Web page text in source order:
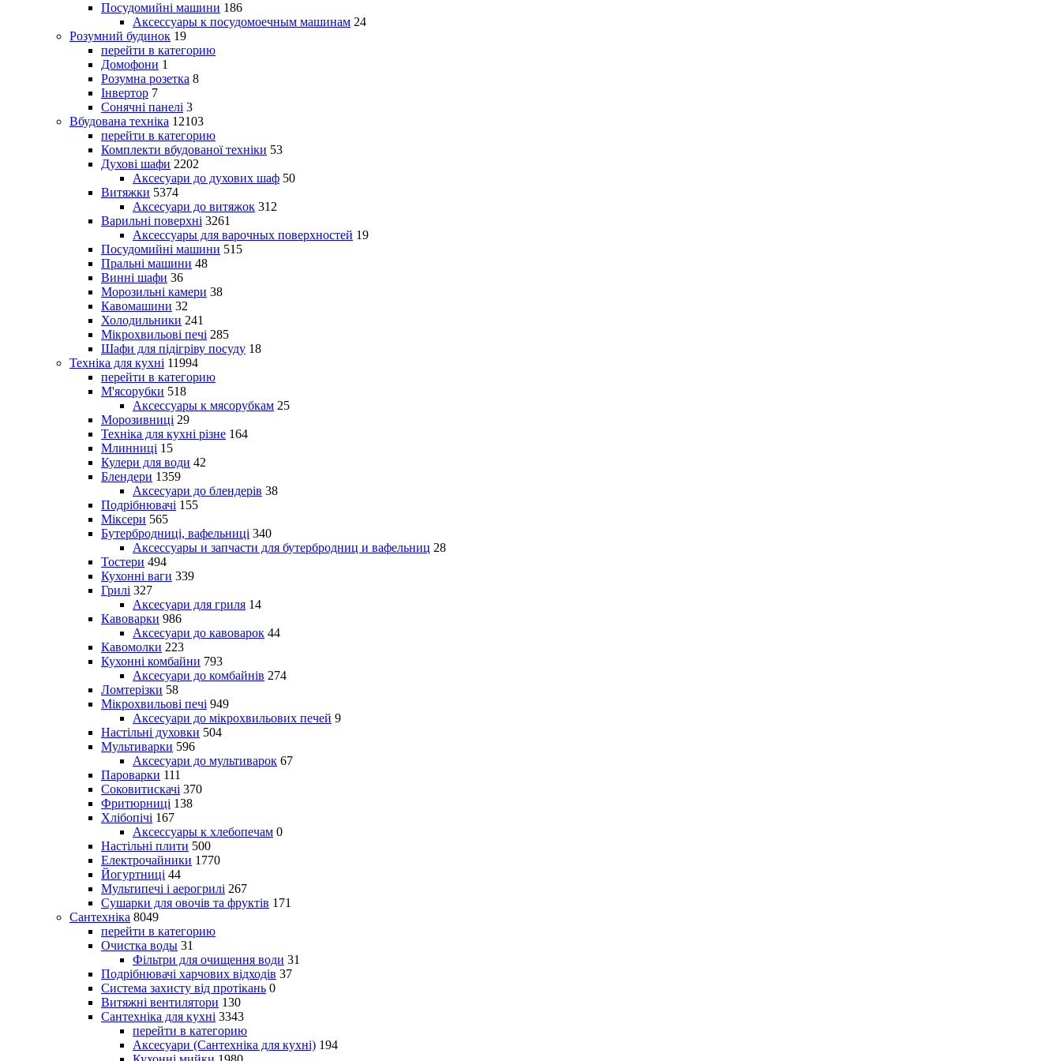
Посудомийні машини 186
Аксессуары к посудомоечным машинам 24
Розумний будинок 19
перейти в категорию
Домофони 1
Розумна розетка 8
Інвертор 7
Сонячні панелі 3
Вбудована техніка 12103
перейти в категорию
Комплекти вбудованої техніки 53
Духові шафи 2202
Аксесуари до духових шаф 50
Витяжки 5374
Аксесуари до витяжок 312
Варильні поверхні 3261
Аксессуары для варочных поверхностей 19
Посудомийні машини 515
Пральні машини 48
Винні шафи 36
Морозильні камери 38
Кавомашини 32
Холодильники 241
Мікрохвильові печі 285
Шафи для підігріву посуду 18
Техніка для кухні 11994
перейти в категорию
М'ясорубки 518
Аксессуары к мясорубкам 25
Морозивниці 29
Техніка для кухні різне 164
Млинниці 15
Кулери для води 42
Блендери 1359
Аксесуари до блендерів 38
Подрібнювачі 155
Міксери 565
Бутербродниці, вафельниці 340
Аксессуары и запчасти для бутербродниц и вафельниц 28
Тостери 494
Кухонні ваги 339
Грилі 327
Аксесуари для гриля 14
Кавоварки 986
Аксесуари до кавоварок 44
Кавомолки 223
Кухонні комбайни 793
Аксесуари до комбайнів 274
Ломтерізки 58
Мікрохвильові печі 949
Аксесуари до мікрохвильових печей 9
Настільні духовки 504
Мультиварки 596
Аксесуари до мультиварок 67
Пароварки 111
Соковитискачі 370
Фритюрниці 138
Хлібопічі 167
Аксессуары к хлебопечам 0
Настільні плити 500
Електрочайники 1770
Йогуртниці 44
Мультипечі і аерогрилі 267
Сушарки для овочів та фруктів 171
Сантехніка 8049
перейти в категорию
Очистка воды 31
Фільтри для очищення води 31
Подрібнювачі харчових відходів 37
Система захисту від протікань 0
Витяжні вентилятори 130
Сантехніка для кухні 3343
перейти в категорию
Аксесуари (Сантехніка для кухні) 194